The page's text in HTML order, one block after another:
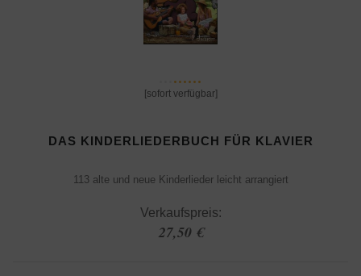
[sofort verfügbar]
DAS KINDERLIEDERBUCH FÜR KLAVIER
113 alte und neue Kinderlieder leicht arrangiert
Verkaufspreis:
27,50 €